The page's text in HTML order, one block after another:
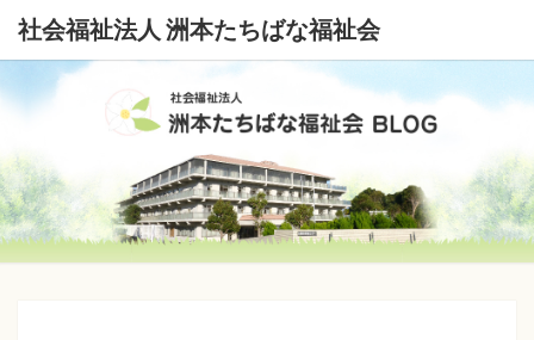
社会福祉法人 洲本たちばな福祉会
社
会
福